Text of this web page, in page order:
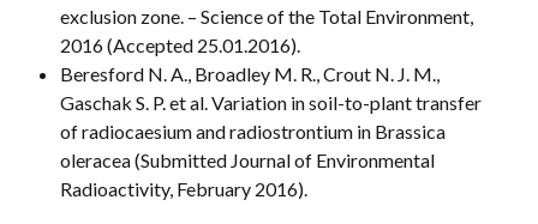
exclusion zone. – Science of the Total Environment,
2016 (Accepted 25.01.2016).
Beresford N. A., Broadley M. R., Crout N. J. M.,
Gaschak S. P. et al. Variation in soil-to-plant transfer
of radiocaesium and radiostrontium in Brassica
oleracea (Submitted Journal of Environmental
Radioactivity, February 2016).